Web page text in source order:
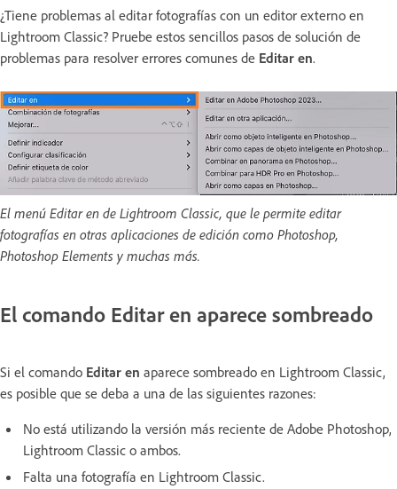
¿Tiene problemas al editar fotografías con un editor externo en
Lightroom Classic? Pruebe estos sencillos pasos de solución de
problemas para resolver errores comunes de Editar en.
El menú Editar en de Lightroom Classic, que le permite editar
fotografías en otras aplicaciones de edición como Photoshop,
Photoshop Elements y muchas más.
El comando Editar en aparece sombreado
Si el comando Editar en aparece sombreado en Lightroom Classic,
es posible que se deba a una de las siguientes razones:
No está utilizando la versión más reciente de Adobe Photoshop,
Lightroom Classic o ambos.
Falta una fotografía en Lightroom Classic.